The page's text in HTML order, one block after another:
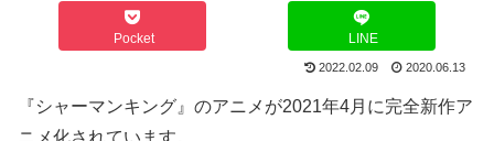
Pocket LINE
2022.02.09 2020.06.13
『シャーマンキング』のアニメが2021年4月に完全新作ア